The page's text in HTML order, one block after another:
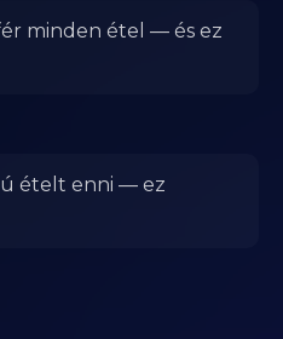
minden étel — és ez
ételt enni — ez